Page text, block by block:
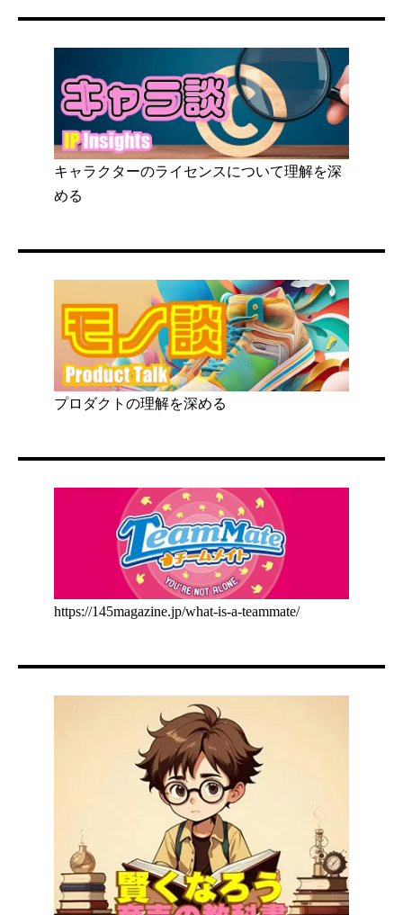
キャラクターのライセンスについて理解を深
める
プロダクトの理解を深める
https://145magazine.jp/what-is-a-teammate/